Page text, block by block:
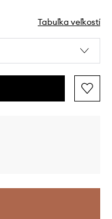
Tabuľka veľkostí